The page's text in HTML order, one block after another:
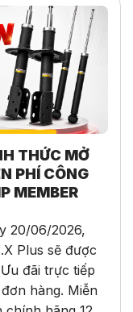
THỨC MỞ
PHÍ CÔNG
MEMBER
20/06/2026,
Plus sẽ được
đãi trực tiếp
hàng. Miễn